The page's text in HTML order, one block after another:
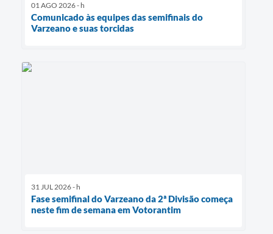
01 AGO 2026 - h
Comunicado às equipes das semifinais do
Varzeano e suas torcidas
31 JUL 2026 - h
Fase semifinal do Varzeano da 2ª Divisão começa
neste fim de semana em Votorantim